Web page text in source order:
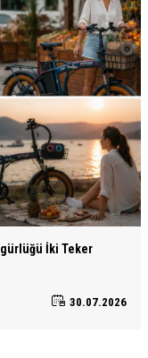
İki Teker
30.07.2026